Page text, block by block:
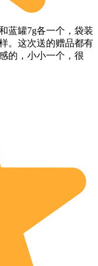
蓝罐7g各一个，袋装
。这次送的赠品都有
的，小小一个，很